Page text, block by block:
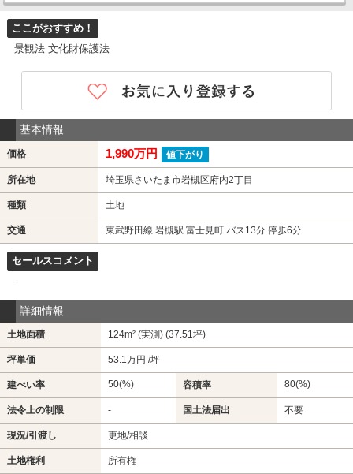
ここがおすすめ！
景観法 文化財保護法
基本情報
価格 1,990万円 値下がり
所在地 埼玉県さいたま市岩槻区府内2丁目
種類 土地
交通 東武野田線 岩槻駅 富士見町 バス13分 停歩6分
セールスコメント
-
詳細情報
土地面積 124m² (実測) (37.51坪)
坪単価 53.1万円 /坪
建ぺい率 50(%) 容積率 80(%)
法令上の制限 - 国土法届出 不要
現況/引渡し 更地/相談
土地権利 所有権